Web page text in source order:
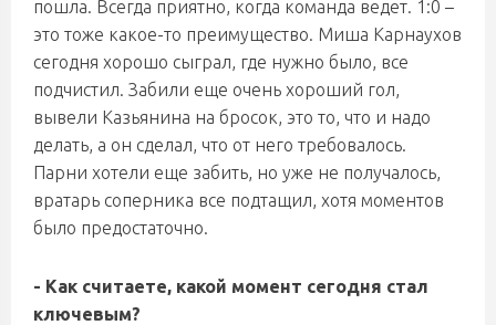
пошла. Всегда приятно, когда команда ведет. 1:0 –
это тоже какое-то преимущество. Миша Карнаухов
сегодня хорошо сыграл, где нужно было, все
подчистил. Забили еще очень хороший гол,
вывели Казьянина на бросок, это то, что и надо
делать, а он сделал, что от него требовалось.
Парни хотели еще забить, но уже не получалось,
вратарь соперника все подтащил, хотя моментов
было предостаточно.
- Как считаете, какой момент сегодня стал
ключевым?